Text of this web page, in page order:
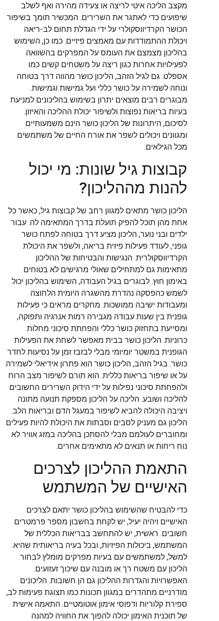
מקצב הליכה איטי לריצה או צעידה מהירה ואף לשלב
שיפועים כדי לאתגר את השרירים. המכשיר תומך בשיפור
הכושר הקרדיווסקולרי על ידי הגדלת תחום לב-ריאה
ויכולת ההתמודדות עם מאמצים פיזיים. כמו כן, השימוש
בהליכון מצמצם את העומס על המפרקים בהשוואה
לפעילויות אחרות כגון ריצה על משטחים קשים כמו
אספלט. גם לגיל הזהב, הליכון כושר מהווה דרך בטוחה
ונוחה לשמירה על כושר כללי ועל גמישות וגמישות.
מבוגרים רבים מוצאים יתרון בשימוש בהליכונים למניעת
בעיות בריאות נפוצות ולשיפור יכולת ההליכה והאיזון.
לסיכום, היתרונות של הליכון כושר הינם משמעותיים
ומגוונים ויכולים לשפר את אורח החיים של משתמשים
מכל הגילאים.
קבוצות גיל שונות: מי יכול
להנות מההליכון?
הליכון כושר מתאים למגוון רחב של קבוצות גיל, כאשר כל
אחת מהן תוכל להפיק תועלת בדרך המתאימה לה. עבור
ילדים ובני נוער, הליכון מציע דרך בטוחה לפתח כושר
גופני, לעודד פעילות פיזית בריאה, ולשפר את היכולת
הקרדיווסקולרית. הנגישות והבטיחות של ההליכון
מתאימות גם למתחילים שאולי מרגישים לא בטוחים
באימון חוץ. לבוגרים בגיל העבודה, השימוש בהליכון יכול
לשמש כהפסקה נהדרת מהשגרה היומית הלחוצה
ומעבודות ישיבה ממושכות. מחקרים מראים כי פעילות
גופנית בין שעות עבודה מגבירה רמות אנרגיה ותפוקה,
ומסייעת בתחזוק כושר כללי והפחתת סיכוני מחלות
כרוניות. הליכון כושר בבית מאפשר לשחת את הפעילות
הגופנית במשטר יומיומי מבלי לבזבז זמן על נסיעות לחדר
כושר. בגיל הזהב, הליכון כושר הוא פתרון אידיאלי לשמירה
על או שיפור בריאות כללית. הוא תורם לשיפור מצב הרוח
ולהפחתת סיכוני נפילות על ידי הידוק השרירים החשובים
להליכה ושובע. הליכה על הליכון מספקת תנועה מתונה
ויציבה היכולה להביא לשיפור במעגל הדם ובריאות הלב.
הליכון גם מעניק לסבים וסבתות את היכולת להיות פעילים
ומחוברים לעולמם מבלי להסתכן בהליכה במזג אוויר לא
נוח ריחות או תנאים לא מתאימים אחרים.
התאמת ההליכון לצרכים
האישיים של המשתמש
כדי להבטיח שהשימוש בהליכון כושר יתאם לצרכים
האישיים ויהיה יעיל, יש לקחת בחשבון מספר פרמטרים
חשובים. ראשית, יש להתחשב בבריאות הכללית של
המשתמש, ביכולות הפיזיות, ובכל בעיה בריאותית שהיא.
למשל, למשתמשים עם בעיות מפרקים מומלץ לבחור
הליכון עם משטח רך או מובנה עם שיכוך זעזועים.
האפשרויות והגדרות ההליכון גם הן חשובות. הליכונים
מודרניים מתהדרים במגוון תכונות כמו תצוגת פעימות לב,
ספירת קלוריות ודפוסי אימון אוטומטיים. התאמה אישית
של תוכנית האימון יכולה להפוך את החוויה למהנה